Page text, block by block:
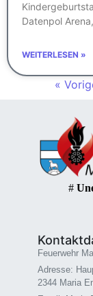
Datenpol Arena,
WEITERLESEN »
«
#
Feuerwehr
Adresse:
2344 Maria